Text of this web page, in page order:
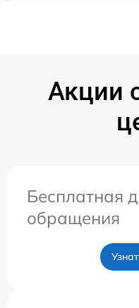
Акции
Бесплатная
обращения